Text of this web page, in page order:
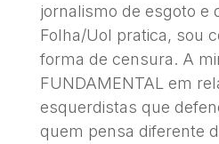
jornalismo de esgoto e
Folha/Uol pratica, sou
forma de censura. A
FUNDAMENTAL em
esquerdistas que
quem pensa diferente